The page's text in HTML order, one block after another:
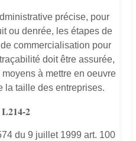
précise, pour
ou denrée, les étapes de
commercialisation pour
doit être assurée,
à mettre en oeuvre
la taille des entreprises.
2
du 9 juillet 1999 art. 100